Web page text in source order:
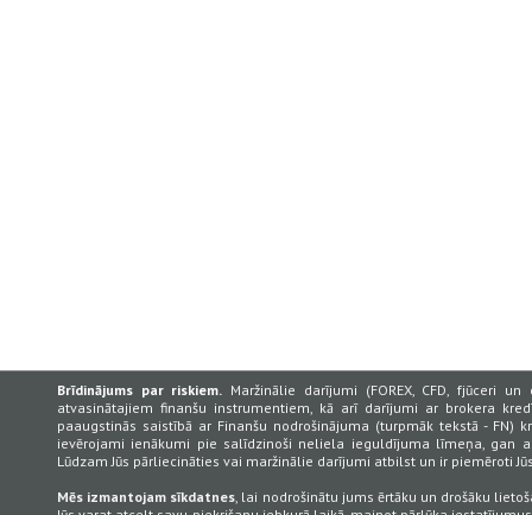
Brīdinājums par riskiem. Maržinālie darījumi (FOREX, CFD, fjūceri
atvasinātajiem finanšu instrumentiem, kā arī darījumi ar brokera
paaugstinās saistībā ar Finanšu nodrošinājuma (turpmāk tekstā -
ievērojami ienākumi pie salīdzinoši neliela ieguldījuma līmeņa, gan
Lūdzam Jūs pārliecināties vai maržinālie darījumi atbilst un ir piemēroti
Mēs izmantojam sīkdatnes, lai nodrošinātu jums ērtāku un drošāku